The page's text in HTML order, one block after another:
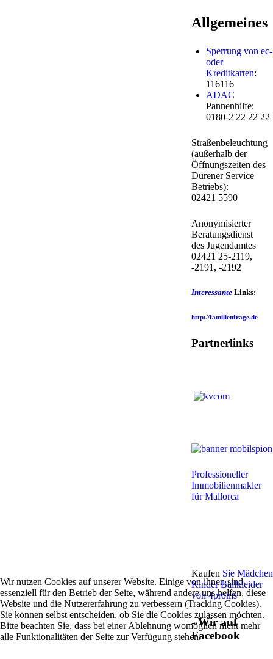
Allgemeines
Sperrung von ec-
oder
Kreditkarten:
116116
ADAC
Pannenhilfe:
0180-2 22 22 22
Straßenbeleuchtung
(außerhalb der
Öffnungszeiten des
Dürener Service
Betriebs):
02421 5590
Anonymisierter
Beratungsdienst
des Jugendamtes
02421 25-2119,
-2191, -2192
InteressanteLinks:
http://familienfrage.de
Partnerlinks
Professioneller
Immobilienmakler
für Mallorca
Kaufen Sie Mädchen
Kinder Ballkleider
von 4proms
- Wir auf
Facebook
Wir nutzen Cookies auf unserer Website. Einige von ihnen sind
essenziell für den Betrieb der Seite, während andere uns helfen, diese
Website und die Nutzererfahrung zu verbessern (Tracking Cookies).
Sie können selbst entscheiden, ob Sie die Cookies zulassen möchten.
Bitte beachten Sie, dass bei einer Ablehnung womöglich nicht mehr
alle Funktionalitäten der Seite zur Verfügung stehen.